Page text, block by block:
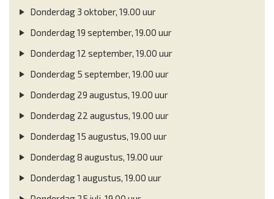
Donderdag 3 oktober, 19.00 uur
Donderdag 19 september, 19.00 uur
Donderdag 12 september, 19.00 uur
Donderdag 5 september, 19.00 uur
Donderdag 29 augustus, 19.00 uur
Donderdag 22 augustus, 19.00 uur
Donderdag 15 augustus, 19.00 uur
Donderdag 8 augustus, 19.00 uur
Donderdag 1 augustus, 19.00 uur